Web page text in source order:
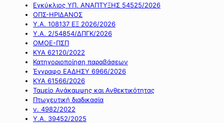
Εγκύκλιος ΥΠ. ΑΝΑΠΤΥΞΗΣ 54525/2026
ΟΠΣ-ΗΡΙΔΑΝΟΣ
Υ.Α. 108137 ΕΞ 2026/2026
Υ.Α. 2/54854/ΔΠΓΚ/2026
ΟΜΟΕ-ΠΣΠ
ΚΥΑ 62120/2022
Κατηγοριοποίηση παραβάσεων
Έγγραφο ΕΑΔΗΣΥ 6966/2026
ΚΥΑ 61566/2026
Ταμείο Ανάκαμψης και Ανθεκτικότητας
Πτωχευτική διαδικασία
ν. 4982/2022
Υ.Α. 39452/2025